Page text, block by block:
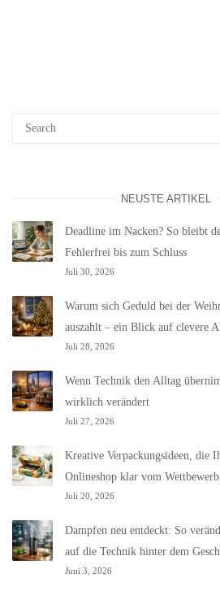
NEUSTE ARTIKEL
Deadline im Nacken? So bleibt
Fehlerfrei bis zum Schluss
Juli 30, 2026
Warum sich Geduld bei der
auszahlt – ein Blick auf clevere
Juli 28, 2026
Wenn Technik den Alltag
wirklich verändert
Juli 27, 2026
Kreative Verpackungsideen, die
Onlineshop klar vom Wettbewerb
Juli 20, 2026
Dampfen neu entdeckt: So
auf die Technik hinter dem
Juni 3, 2026